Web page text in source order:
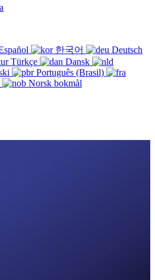
한국어
Deutsch
Türkçe
Dansk
Português (Brasil)
Norsk bokmål